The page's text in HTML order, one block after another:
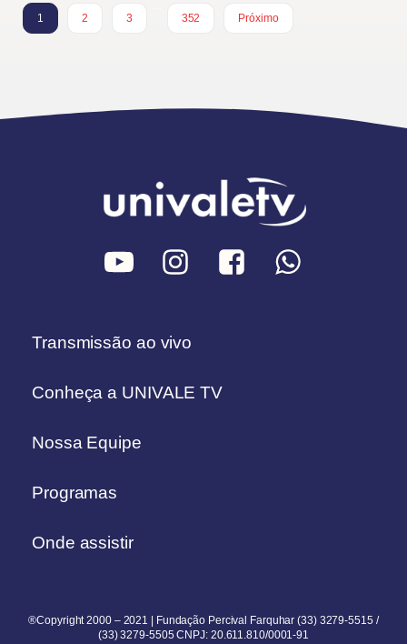
1 2 3
352
Próximo
Transmissão ao vivo
Conheça a UNIVALE TV
Nossa Equipe
Programas
Onde assistir
®Copyright 2000 – 2021 | Fundação Percival Farquhar (33) 3279-5515 /
(33) 3279-5505 CNPJ: 20.611.810/0001-91